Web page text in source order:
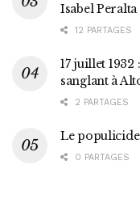
Isabel Peralta
12 PARTAGES
17 juillet
sanglant à
2 PARTAGES
Le populicide
0 PARTAGES